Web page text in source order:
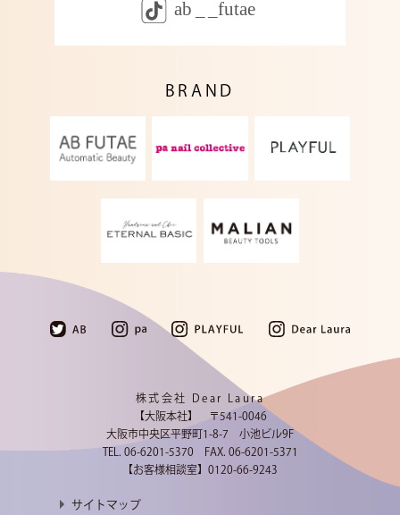
BRAND
株式会社 Dear Laura
【大阪本社】 〒541-0046
大阪市中央区平野町1-8-7 小池ビル9F
TEL. 06-6201-5370 FAX. 06-6201-5371
【お客様相談室】 0120-66-9243
サイトマップ